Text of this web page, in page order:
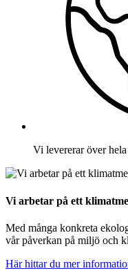
Vi levererar över
Vi arbetar på ett
Med många konkreta
vår påverkan på miljö och
Här hittar du mer